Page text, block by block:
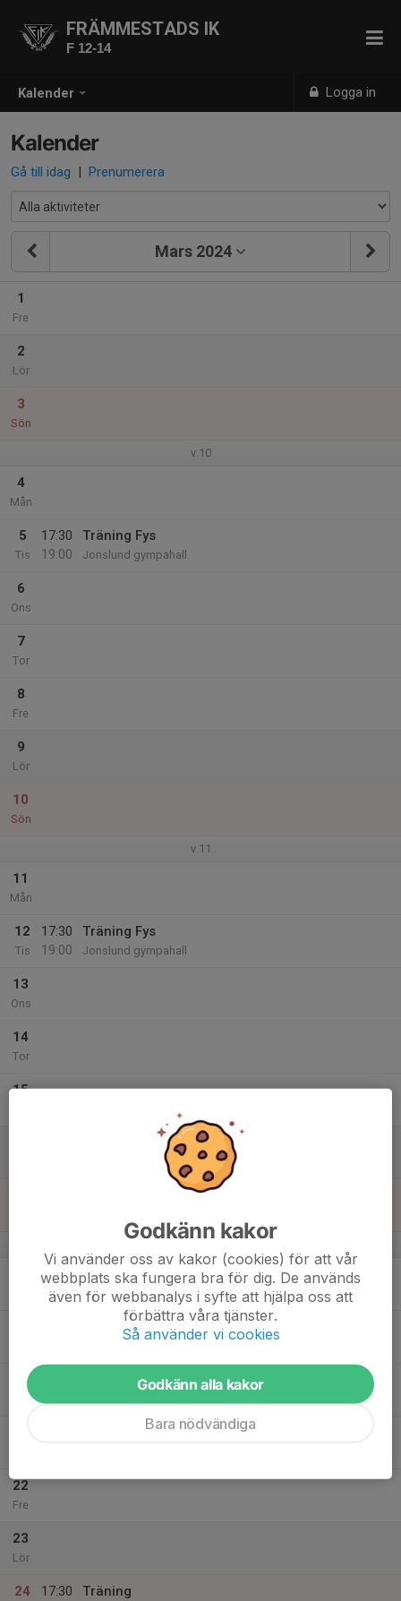
Kalender Logga in
FRÄMMESTADS IK
F 12-14
Kalender
Gå till idag | Prenumerera
Mars 2024
1
Fre
2
Lör
3
Sön
v.10
4
Mån
5
Tis
17:30
19:00
Träning Fys
Jonslund gympahall
6
Ons
7
Tor
8
Fre
9
Lör
10
Sön
v.11
11
Mån
12
Tis
17:30
19:00
Träning Fys
Jonslund gympahall
13
Ons
14
Tor
15
Träning Fys
20
Ons
22
Fre
23
Lör
24
17:30
Träning
Godkänn kakor
Vi använder oss av kakor (cookies) för att vår
webbplats ska fungera bra för dig. De används
även för webbanalys i syfte att hjälpa oss att
förbättra våra tjänster.
Så använder vi cookies
Godkänn alla kakor
Bara nödvändiga